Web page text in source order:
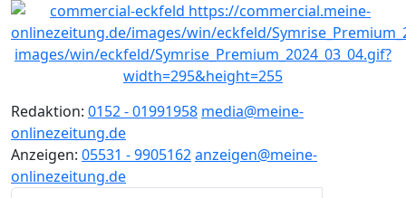
Redaktion: 0152 - 01991958 media@meine-
onlinezeitung.de
Anzeigen: 05531 - 9905162anzeigen@meine-
onlinezeitung.de